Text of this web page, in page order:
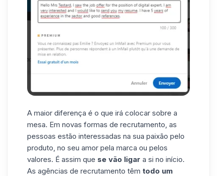
A maior diferença é o que irá colocar sobre a
mesa. Em novas formas de recrutamento, as
pessoas estão interessadas na sua paixão pelo
produto, no seu amor pela marca ou pelos
valores. É assim que se vão ligar a si no início.
As agências de recrutamento têm todo um